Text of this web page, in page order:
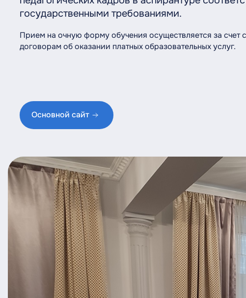
государственными требованиями.
Прием на очную форму обучения осуществляется за счет
договорам об оказании платных образовательных услуг.
Основной сайт